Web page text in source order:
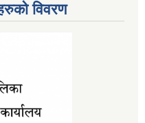
विवरण